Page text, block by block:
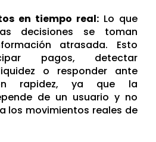
en tiempo real:Lo que
decisiones se toman
atrasada. Esto
pagos, detectar
o responder ante
rapidez, ya que la
de un usuario y no
los movimientos reales de